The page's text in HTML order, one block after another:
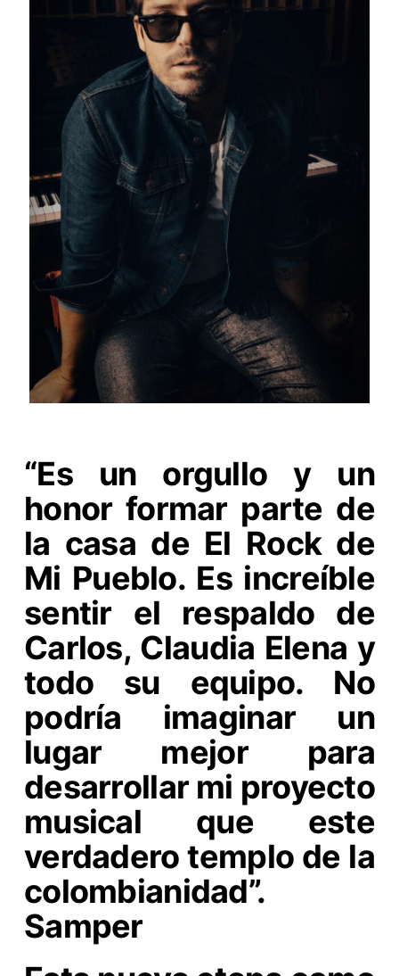
“Es un orgullo y un
honor formar parte de
la casa de El Rock de
Mi Pueblo. Es increíble
sentir el respaldo de
Carlos, Claudia Elena y
todo su equipo. No
podría imaginar un
lugar mejor para
desarrollar mi proyecto
musical que este
verdadero templo de la
colombianidad”.
Samper